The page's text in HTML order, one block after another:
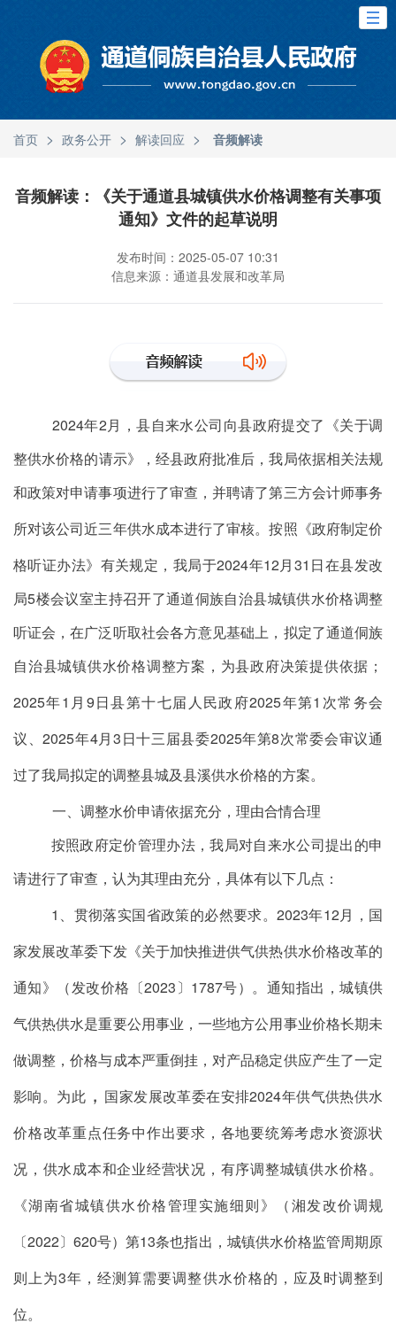
首页 > 政务公开 > 解读回应 > 音频解读
音频解读：《关于通道县城镇供水价格调整有关事项
通知》文件的起草说明
发布时间：2025-05-07 10:31
信息来源：通道县发展和改革局
2024年2月，县自来水公司向县政府提交了《关于调
整供水价格的请示》，经县政府批准后，我局依据相关法规
和政策对申请事项进行了审查，并聘请了第三方会计师事务
所对该公司近三年供水成本进行了审核。按照《政府制定价
格听证办法》有关规定，我局于2024年12月31 日在县发改
局5楼会议室主持召开了通道侗族自治县城镇供水价格调整
听证会，在广泛听取社会各方意见基础上，拟定了通道侗族
自治县城镇供水价格调整方案，为县政府决策提供依据；
2025年1 月 9日县第十七届人民政府2025年第1 次常务会
议 、2025年4月3日十三届县委2025年第8次常委会审议通
过了我局拟定的调整县城及县溪供水价格的方案。
一、调整水价申请依据充分，理由合情合理
按照政府定价管理办法，我局对自来水公司提出的申
请进行了审查，认为其理由充分，具体有以下几点：
1
、贯彻落实国省政策的必然要求。2023年12月，国
家发展改革委下发《关于加快推进供气供热供水价格改革的
通知》（发改价格〔2023〕 1787号）。通知指出，城镇供
气供热供水是重要公用事业，一些地方公用事业价格长期未
做调整，价格与成本严重倒挂， 对产品稳定供应产生了一定
影响。 为此 ， 国家发展改革委在安排2024年供气供热供水
价格改革重点任务中作出要求，各地要统筹考虑水资源状
况，供水成本和企业经营状况，有序调整城镇供水价格。
《湖南省城镇供水价格管理实施细则》（湘发改价调规
〔2022〕620号）第13条也指出，城镇供水价格监管周期原
则上为3年，经测算需要调整供水价格的，应及时调整到
位。